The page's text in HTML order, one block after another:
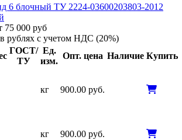
6 блочный ТУ 2224-03600203803-2012
75 000 руб
рублях с учетом НДС (20%)
ГОСТ/
ТУ
Ед.
изм.
Опт. цена Наличие Купить
кг 900.00 руб.
кг 900.00 руб.